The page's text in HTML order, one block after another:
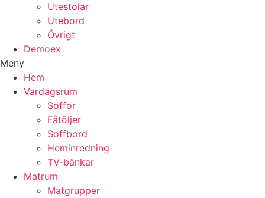
Utestolar
Utebord
Övrigt
Demoex
Meny
Hem
Vardagsrum
Soffor
Fåtöljer
Soffbord
Heminredning
TV-bänkar
Matrum
Matgrupper